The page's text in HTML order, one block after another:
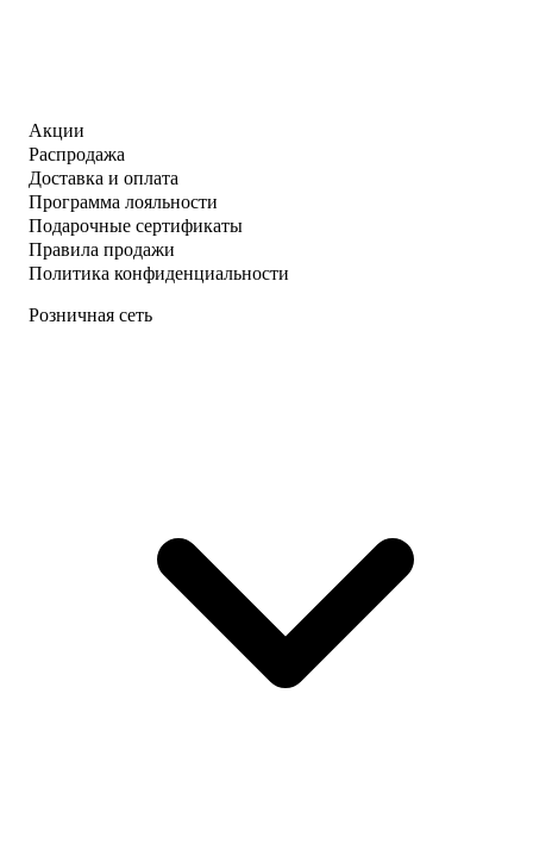
Акции
Распродажа
Доставка и оплата
Программа лояльности
Подарочные сертификаты
Правила продажи
Политика конфиденциальности
Розничная сеть